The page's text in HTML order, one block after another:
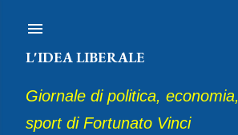
L'IDEA LIBERALE
Giornale di politica,
sport di Fortunato Vinci